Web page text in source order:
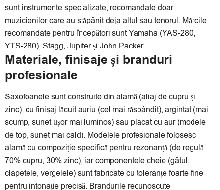
sunt instrumente specializate, recomandate doar
muzicienilor care au stăpânit deja altul sau tenorul. Mărcile
recomandate pentru începători sunt Yamaha (YAS-280,
YTS-280), Stagg, Jupiter și John Packer.
Materiale, finisaje și branduri
profesionale
Saxofoanele sunt construite din alamă (aliaj de cupru și
zinc), cu finisaj lăcuit auriu (cel mai răspândit), argintat (mai
scump, sunet ușor mai luminos) sau placat cu aur (modele
de top, sunet mai cald). Modelele profesionale folosesc
alamă cu compoziție specifică pentru rezonanță (de regulă
70% cupru, 30% zinc), iar componentele cheie (gâtul,
clapetele, vergelele) sunt fabricate cu toleranțe foarte fine
pentru intonație precisă. Brandurile recunoscute